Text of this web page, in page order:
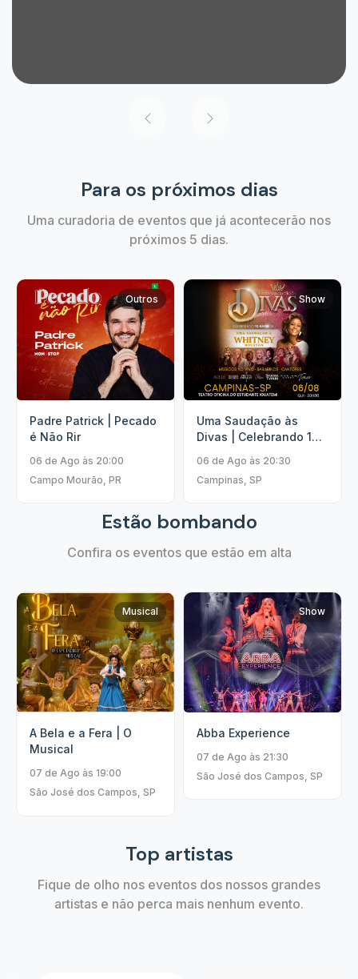
Para os próximos dias
Uma curadoria de eventos que já acontecerão nos
próximos 5 dias.
Outros
Padre Patrick | Pecado
é Não Rir
06 de Ago às 20:00
Campo Mourão, PR
Show
Uma Saudação às
Divas | Celebrando 10
06 de Ago às 20:30
Campinas, SP
Estão bombando
Confira os eventos que estão em alta
Musical
A Bela e a Fera | O
Musical
07 de Ago às 19:00
São José dos Campos, SP
Show
Abba Experience
07 de Ago às 21:30
São José dos Campos, SP
Top artistas
Fique de olho nos eventos dos nossos grandes
artistas e não perca mais nenhum evento.